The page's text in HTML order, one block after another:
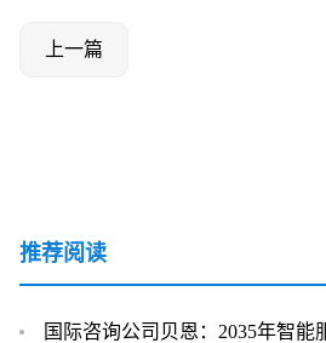
上一篇
推荐阅读
国际咨询公司贝恩：2035年智能服